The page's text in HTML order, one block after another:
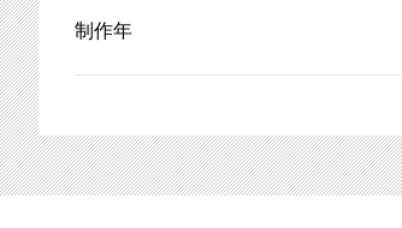
制作年